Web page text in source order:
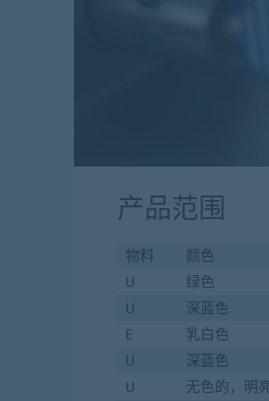
产品范围
物料 颜色
U
绿色
U
深蓝色
E
乳白色
U
深蓝色
U
无色的，明